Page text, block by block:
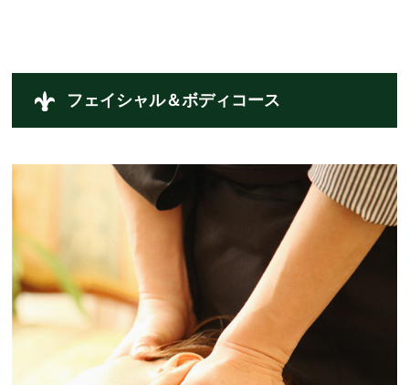
フェイシャル＆ボディコース